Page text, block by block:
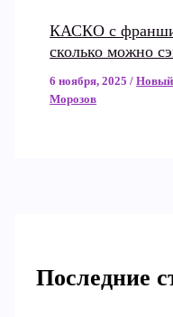
КАСКО с
сколько можно
6 ноября, 2025/Новый
Морозов
Последние